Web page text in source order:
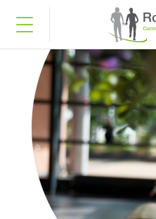
Bel naar 053 487 58 75
Inloggen
Home
Uw diagnose